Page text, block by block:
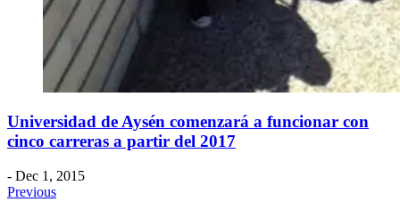
Universidad de Aysén comenzará a funcionar con
cinco carreras a partir del 2017
- Dec 1, 2015
Previous